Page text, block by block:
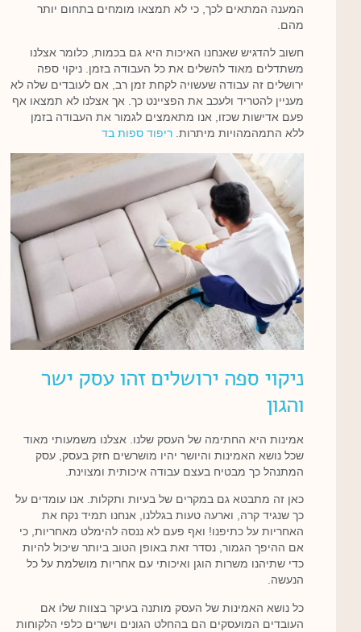
המענה המתאים לכך, כי לא תמצאו מומחים בתחום יותר
מהם.
חשוב להדגיש שאנחנו האיכות היא גם בכמות, כלומר אצלנו
משתדלים מאוד להשלים את כל העבודה בזמן. ניקוי ספה
ירושלים זה עבודה שעשויה לקחת זמן רב, אם לעובדים שלה לא
מעניין להטריד ולעכב את הפציינט כך. אך אצלנו לא תמצאו אף
פעם אדישות שכזו, אנו מתאמצים לגמור את העבודה בזמן
ללא התמהמהויות מיתרות. ריפוד ספות בד
ניקוי ספה ירושלים זהו עסק ישר
והגון
אמינות היא החתימה של העסק שלנו. אצלנו משמעותי מאוד
שכל נושא האמינות והיושר יהיו מושרשים חזק בעסק, עסק
המתנהל כך מבטיח בעצם עבודה איכותית ומצוינת.
כאן זה מתבטא גם במקרים של בעיות ותקלות. אנו עומדים על
כך שנגיד קרה, וארעה טעות בגללנו, אנחנו תמיד נקח את
האחריות על כתיפנו! ואף פעם לא ננסה להימלט מאחריות, כי
אם ההיפך הגמור, נסדר זאת באופן הטוב ביותר שיכול להיות
כדי שתיהנו משרות הוגן ואיכותי עם אחריות מושלמת על כל
הנעשה.
כל נושא האמינות של העסק מותנה בעיקר בצוות שלו אם
העובדים המועסקים הם בהחלט הגונים וישרים כלפי הלקוחות